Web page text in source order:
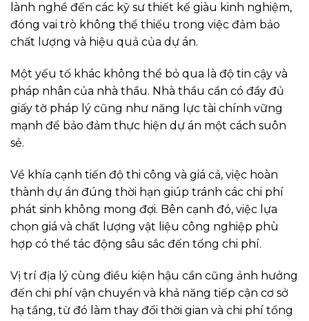
lành nghề đến các kỹ sư thiết kế giàu kinh nghiệm,
đóng vai trò không thể thiếu trong việc đảm bảo
chất lượng và hiệu quả của dự án.
Một yếu tố khác không thể bỏ qua là độ tin cậy và
pháp nhân của nhà thầu. Nhà thầu cần có đầy đủ
giấy tờ pháp lý cũng như năng lực tài chính vững
mạnh để bảo đảm thực hiện dự án một cách suôn
sẻ.
Về khía cạnh tiến độ thi công và giá cả, việc hoàn
thành dự án đúng thời hạn giúp tránh các chi phí
phát sinh không mong đợi. Bên cạnh đó, việc lựa
chọn giá và chất lượng vật liệu công nghiệp phù
hợp có thể tác động sâu sắc đến tổng chi phí.
Vị trí địa lý cùng điều kiện hậu cần cũng ảnh hưởng
đến chi phí vận chuyển và khả năng tiếp cận cơ sở
hạ tầng, từ đó làm thay đổi thời gian và chi phí tổng